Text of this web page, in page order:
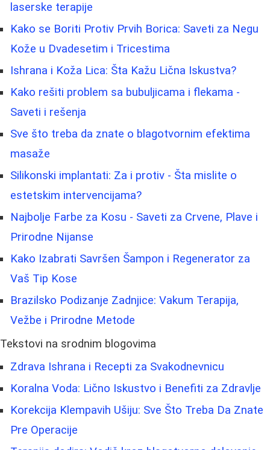
laserske terapije
Kako se Boriti Protiv Prvih Borica: Saveti za Negu
Kože u Dvadesetim i Tricestima
Ishrana i Koža Lica: Šta Kažu Lična Iskustva?
Kako rešiti problem sa bubuljicama i flekama -
Saveti i rešenja
Sve što treba da znate o blagotvornim efektima
masaže
Silikonski implantati: Za i protiv - Šta mislite o
estetskim intervencijama?
Najbolje Farbe za Kosu - Saveti za Crvene, Plave i
Prirodne Nijanse
Kako Izabrati Savršen Šampon i Regenerator za
Vaš Tip Kose
Brazilsko Podizanje Zadnjice: Vakum Terapija,
Vežbe i Prirodne Metode
Tekstovi na srodnim blogovima
Zdrava Ishrana i Recepti za Svakodnevnicu
Koralna Voda: Lično Iskustvo i Benefiti za Zdravlje
Korekcija Klempavih Ušiju: Sve Što Treba Da Znate
Pre Operacije